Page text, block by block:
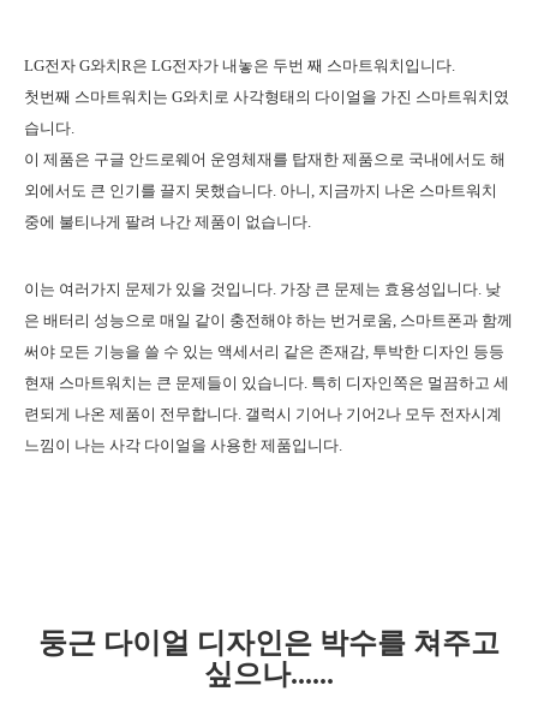
LG전자 G와치R은 LG전자가 내놓은 두번 째 스마트워치입니다.
첫번째 스마트워치는 G와치로 사각형태의 다이얼을 가진 스마트워치였
습니다.
이 제품은 구글 안드로웨어 운영체재를 탑재한 제품으로 국내에서도 해
외에서도 큰 인기를 끌지 못했습니다. 아니, 지금까지 나온 스마트워치
중에 불티나게 팔려 나간 제품이 없습니다.
이는 여러가지 문제가 있을 것입니다. 가장 큰 문제는 효용성입니다. 낮
은 배터리 성능으로 매일 같이 충전해야 하는 번거로움, 스마트폰과 함께
써야 모든 기능을 쓸 수 있는 액세서리 같은 존재감, 투박한 디자인 등등
현재 스마트워치는 큰 문제들이 있습니다. 특히 디자인쪽은 멀끔하고 세
련되게 나온 제품이 전무합니다. 갤럭시 기어나 기어2나 모두 전자시계
느낌이 나는 사각 다이얼을 사용한 제품입니다.
둥근 다이얼 디자인은 박수를 쳐주고
싶으나......